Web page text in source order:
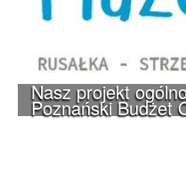
Nasz projekt
Poznański Budżet